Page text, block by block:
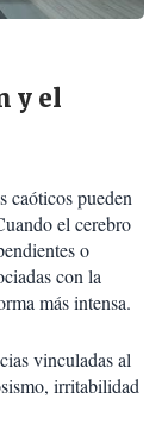
y el
caóticos pueden
el cerebro
o
con la
más intensa.
vinculadas al
irritabilidad